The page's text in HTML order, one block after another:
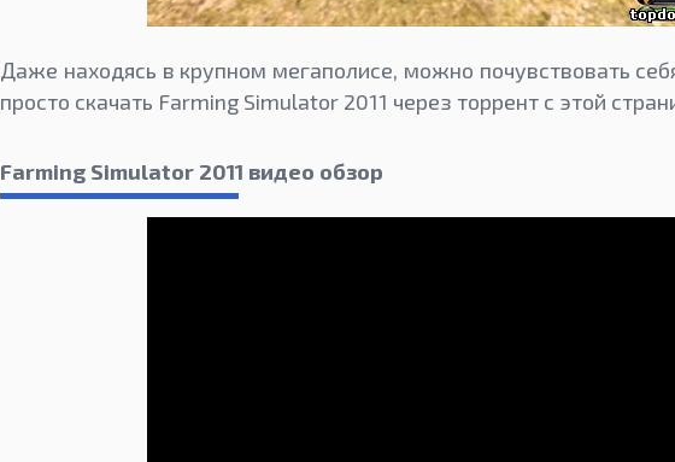
Даже находясь в крупном мегаполисе, можно почувствовать
просто скачать Farming Simulator 2011 через торрент с этой
Farming Simulator 2011 видео обзор